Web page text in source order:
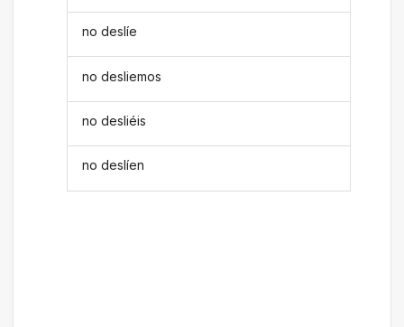
no deslíe
no desliemos
no desliéis
no deslíen